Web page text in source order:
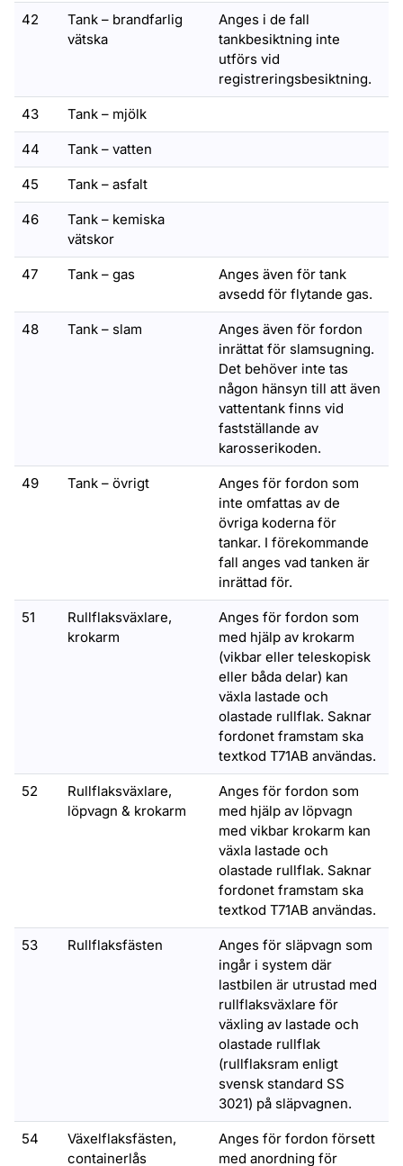
42
Tank – brandfarlig
vätska
Anges i de fall
tankbesiktning inte
utförs vid
registreringsbesiktning.
43 Tank – mjölk
44 Tank – vatten
45 Tank – asfalt
46
Tank – kemiska
vätskor
47 Tank – gas
Anges även för tank
avsedd för flytande gas.
48 Tank – slam
Anges även för fordon
inrättat för slamsugning.
Det behöver inte tas
någon hänsyn till att även
vattentank finns vid
fastställande av
karosserikoden.
49 Tank – övrigt
Anges för fordon som
inte omfattas av de
övriga koderna för
tankar. I förekommande
fall anges vad tanken är
inrättad för.
51
Rullflaksväxlare,
krokarm
Anges för fordon som
med hjälp av krokarm
(vikbar eller teleskopisk
eller båda delar) kan
växla lastade och
olastade rullflak. Saknar
fordonet framstam ska
textkod T71AB användas.
52
Rullflaksväxlare,
löpvagn & krokarm
Anges för fordon som
med hjälp av löpvagn
med vikbar krokarm kan
växla lastade och
olastade rullflak. Saknar
fordonet framstam ska
textkod T71AB användas.
53 Rullflaksfästen
Anges för släpvagn som
ingår i system där
lastbilen är utrustad med
rullflaksväxlare för
växling av lastade och
olastade rullflak
(rullflaksram enligt
svensk standard SS
3021) på släpvagnen.
54
Växelflaksfästen,
containerlås
Anges för fordon försett
med anordning för